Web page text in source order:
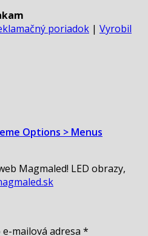
poriadok | Vyrobil
Options > Menus
Magmaled! LED obrazy,
mailová adresa *